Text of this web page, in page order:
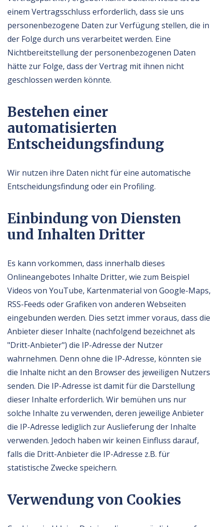
einem Vertragsschluss erforderlich, dass sie uns
personenbezogene Daten zur Verfügung stellen, die in
der Folge durch uns verarbeitet werden. Eine
Nichtbereitstellung der personenbezogenen Daten
hätte zur Folge, dass der Vertrag mit ihnen nicht
geschlossen werden könnte.
Bestehen einer
automatisierten
Entscheidungsfindung
Wir nutzen ihre Daten nicht für eine automatische
Entscheidungsfindung oder ein Profiling.
Einbindung von Diensten
und Inhalten Dritter
Es kann vorkommen, dass innerhalb dieses
Onlineangebotes Inhalte Dritter, wie zum Beispiel
Videos von YouTube, Kartenmaterial von Google-Maps,
RSS-Feeds oder Grafiken von anderen Webseiten
eingebunden werden. Dies setzt immer voraus, dass die
Anbieter dieser Inhalte (nachfolgend bezeichnet als
"Dritt-Anbieter") die IP-Adresse der Nutzer
wahrnehmen. Denn ohne die IP-Adresse, könnten sie
die Inhalte nicht an den Browser des jeweiligen Nutzers
senden. Die IP-Adresse ist damit für die Darstellung
dieser Inhalte erforderlich. Wir bemühen uns nur
solche Inhalte zu verwenden, deren jeweilige Anbieter
die IP-Adresse lediglich zur Auslieferung der Inhalte
verwenden. Jedoch haben wir keinen Einfluss darauf,
falls die Dritt-Anbieter die IP-Adresse z.B. für
statistische Zwecke speichern.
Verwendung von Cookies